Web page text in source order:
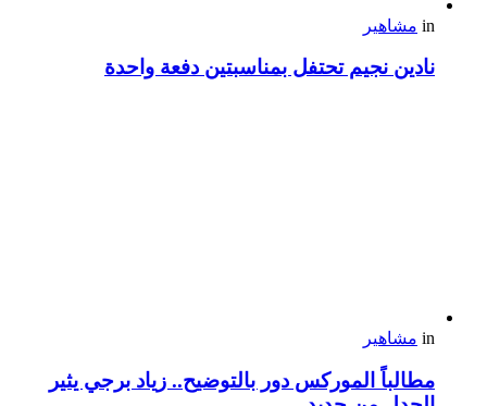
in مشاهير
نادين نجيم تحتفل بمناسبتين دفعة واحدة
in مشاهير
مطالباً الموركس دور بالتوضيح.. زياد برجي يثير